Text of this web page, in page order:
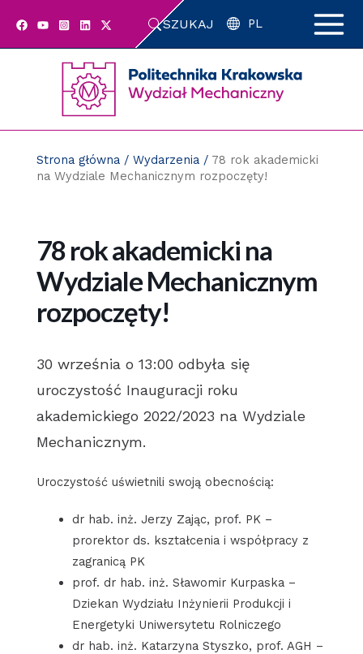
SZUKAJ PL
Strona główna/ Wydarzenia/ 78 rok akademicki
na Wydziale Mechanicznym rozpoczęty!
78 rok akademicki na
Wydziale Mechanicznym
rozpoczęty!
30 września o 13:00 odbyła się
uroczystość Inauguracji roku
akademickiego 2022/2023 na Wydziale
Mechanicznym.
Uroczystość uświetnili swoją obecnością:
dr hab. inż. Jerzy Zając, prof. PK –
prorektor ds. kształcenia i współpracy z
zagranicą PK
prof. dr hab. inż. Sławomir Kurpaska –
Dziekan Wydziału Inżynierii Produkcji i
Energetyki Uniwersytetu Rolniczego
dr hab. inż. Katarzyna Styszko, prof. AGH –